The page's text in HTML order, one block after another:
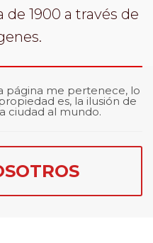
de 1900 a través de
página me pertenece, lo
es, la ilusión de
ciudad al mundo.